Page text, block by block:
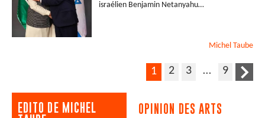
israélien Benjamin Netanyahu…
Michel Taube
1 2 3 … 9
EDITO DE MICHEL
OPINION DES ARTS